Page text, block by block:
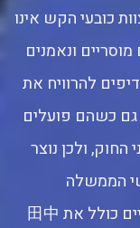
כובעי הקש אינו
ונאמנים
להרוויח את
גם כשהם פועלים
ולכן נוצר
הממשלה
העולמית. לצד זה, צוות השחקנים הקוליים כולל את 田中